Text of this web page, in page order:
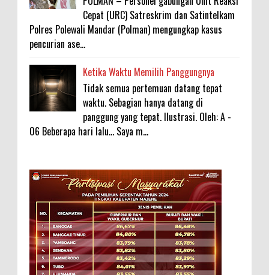
Cepat (URC) Satreskrim dan Satintelkam
Polres Polewali Mandar (Polman) mengungkap kasus
pencurian ase...
Ketika Waktu Memilih Panggungnya
Tidak semua pertemuan datang tepat
waktu. Sebagian hanya datang di
panggung yang tepat. Ilustrasi. Oleh: A -
06 Beberapa hari lalu... Saya m...